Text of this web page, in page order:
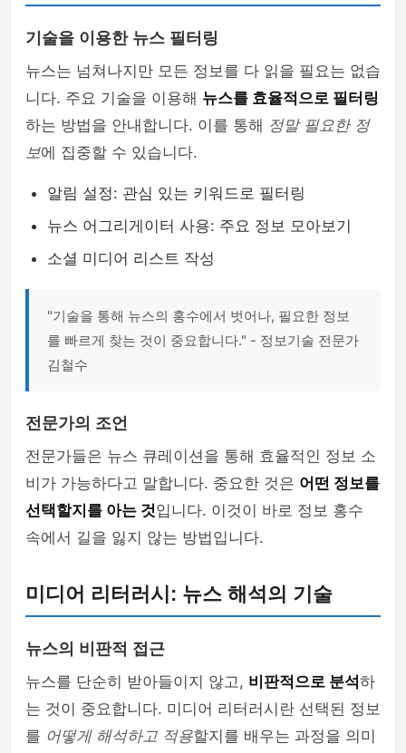
기술을 이용한 뉴스 필터링
뉴스는 넘쳐나지만 모든 정보를 다 읽을 필요는 없습
니다. 주요 기술을 이용해 뉴스를 효율적으로 필터링
하는 방법을 안내합니다. 이를 통해 정말 필요한 정
보에 집중할 수 있습니다.
알림 설정: 관심 있는 키워드로 필터링
뉴스 어그리게이터 사용: 주요 정보 모아보기
소셜 미디어 리스트 작성
"기술을 통해 뉴스의 홍수에서 벗어나, 필요한 정보
를 빠르게 찾는 것이 중요합니다." - 정보기술 전문가
김철수
전문가의 조언
전문가들은 뉴스 큐레이션을 통해 효율적인 정보 소
비가 가능하다고 말합니다. 중요한 것은 어떤 정보를
선택할지를 아는 것입니다. 이것이 바로 정보 홍수
속에서 길을 잃지 않는 방법입니다.
미디어 리터러시: 뉴스 해석의 기술
뉴스의 비판적 접근
뉴스를 단순히 받아들이지 않고, 비판적으로 분석하
는 것이 중요합니다. 미디어 리터러시란 선택된 정보
를 어떻게 해석하고 적용할지를 배우는 과정을 의미